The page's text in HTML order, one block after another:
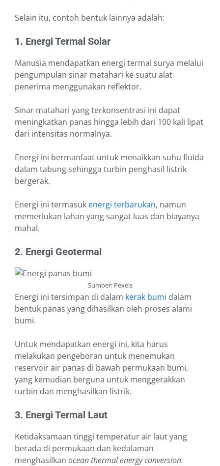
Selain itu, contoh bentuk lainnya adalah:
1. Energi Termal Solar
Manusia mendapatkan energi termal surya melalui
pengumpulan sinar matahari ke suatu alat
penerima menggunakan reflektor.
Sinar matahari yang terkonsentrasi ini dapat
meningkatkan panas hingga lebih dari 100 kali lipat
dari intensitas normalnya.
Energi ini bermanfaat untuk menaikkan suhu fluida
dalam tabung sehingga turbin penghasil listrik
bergerak.
Energi ini termasuk energi terbarukan, namun
memerlukan lahan yang sangat luas dan biayanya
mahal.
2. Energi Geotermal
Sumber: Pexels
Energi ini tersimpan di dalam kerak bumi dalam
bentuk panas yang dihasilkan oleh proses alami
bumi.
Untuk mendapatkan energi ini, kita harus
melakukan pengeboran untuk menemukan
reservoir air panas di bawah permukaan bumi,
yang kemudian berguna untuk menggerakkan
turbin dan menghasilkan listrik.
3. Energi Termal Laut
Ketidaksamaan tinggi temperatur air laut yang
berada di permukaan dan kedalaman
menghasilkan ocean thermal energy conversion.